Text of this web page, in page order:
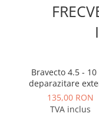
Bravecto 4.5 - 10 kg,
deparazitare
pentru câini
135,00 RON
TVA inclus